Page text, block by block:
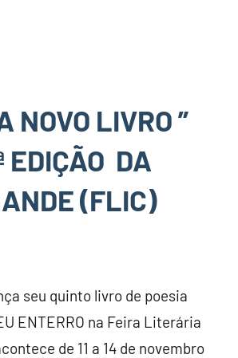
NOVO LIVRO ”
EDIÇÃO DA
(FLIC)
seu quinto livro de poesia
ENTERRO na Feira Literária
de 11 a 14 de novembro